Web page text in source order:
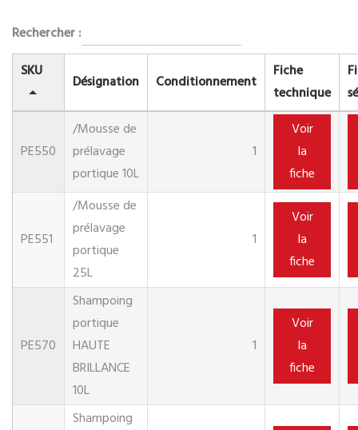
Rechercher :
SKU
Désignation Conditionnement
Fiche
technique
PE550
/Mousse de
prélavage
portique 10L
1
Voir
la
fiche
PE551
/Mousse de
prélavage
portique
25L
1
Voir
la
fiche
PE570
Shampoing
portique
HAUTE
BRILLANCE
10L
1
Voir
la
fiche
Shampoing